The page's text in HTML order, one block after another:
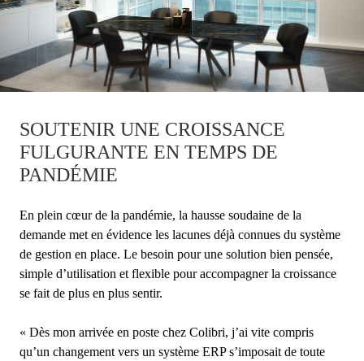
SOUTENIR UNE CROISSANCE
FULGURANTE EN TEMPS DE
PANDÉMIE
En plein cœur de la pandémie, la hausse soudaine de la
demande met en évidence les lacunes déjà connues du système
de gestion en place. Le besoin pour une solution bien pensée,
simple d’utilisation et flexible pour accompagner la croissance
se fait de plus en plus sentir.
« Dès mon arrivée en poste chez Colibri, j’ai vite compris
qu’un changement vers un système ERP s’imposait de toute